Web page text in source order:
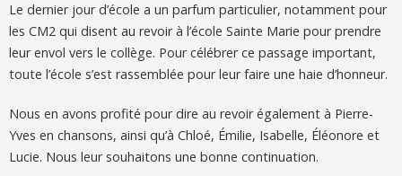
Le dernier jour d’école a un parfum particulier, notamment pour
les CM2 qui disent au revoir à l’école Sainte Marie pour prendre
leur envol vers le collège. Pour célébrer ce passage important,
toute l’école s’est rassemblée pour leur faire une haie d’honneur.
Nous en avons profité pour dire au revoir également à Pierre-
Yves en chansons, ainsi qu’à Chloé, Émilie, Isabelle, Éléonore et
Lucie. Nous leur souhaitons une bonne continuation.